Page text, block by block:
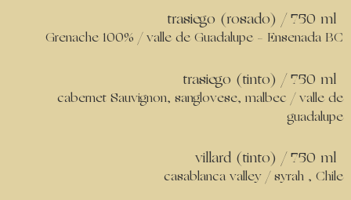
trasiego (rosado) / 750 ml
Grenache 100% / valle de Guadalupe – Ensenada BC
trasiego (tinto) / 750 ml
cabernet Sauvignon, sanglovese, malbec / valle de
guadalupe
villard (tinto) / 750 ml
casablanca valley / syrah , Chile